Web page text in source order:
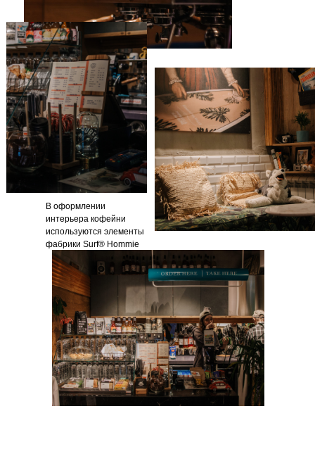
В оформлении
интерьера кофейни
используются элементы
фабрики Surf® Hommie